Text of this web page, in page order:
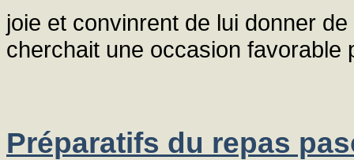
joie et convinrent de lui donner
cherchait une occasion favorable
Préparatifs du repas